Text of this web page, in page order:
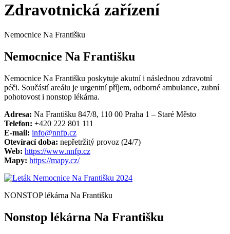
Zdravotnická zařízení
Nemocnice Na Františku
Nemocnice Na Františku
Nemocnice Na Františku poskytuje akutní i následnou zdravotní
péči. Součástí areálu je urgentní příjem, odborné ambulance, zubní
pohotovost i nonstop lékárna.
Adresa: Na Františku 847/8, 110 00 Praha 1 – Staré Město
Telefon: +420 222 801 111
E-mail: info@nnfp.cz
Otevírací doba: nepřetržitý provoz (24/7)
Web: https://www.nnfp.cz
Mapy: https://mapy.cz/
NONSTOP lékárna Na Františku
Nonstop lékárna Na Františku